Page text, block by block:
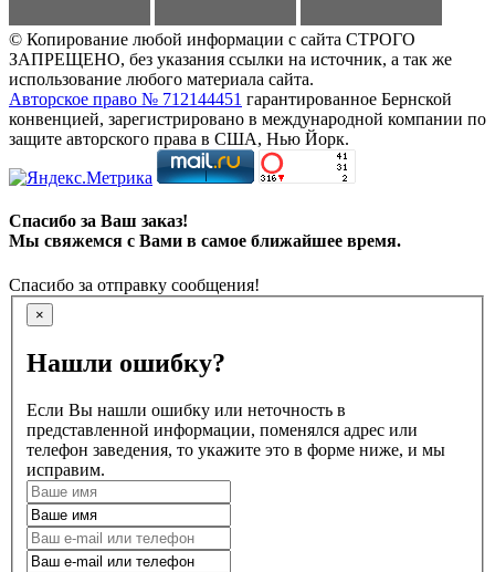
© Копирование любой информации с сайта СТРОГО
ЗАПРЕЩЕНО, без указания ссылки на источник, а так же
использование любого материала сайта.
Авторское право № 712144451 гарантированное Бернской
конвенцией, зарегистрировано в международной компании по
защите авторского права в США, Нью Йорк.
Спасибо за Ваш заказ!
Мы свяжемся с Вами в самое ближайшее время.
Спасибо за отправку сообщения!
×
Нашли ошибку?
Если Вы нашли ошибку или неточность в
представленной информации, поменялся адрес или
телефон заведения, то укажите это в форме ниже, и мы
исправим.